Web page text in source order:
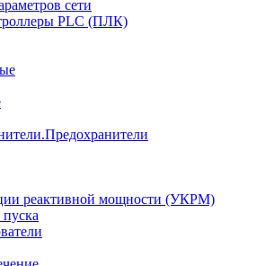
сети
PLC (ПЛК)
реактивной мощности (УКРМ)